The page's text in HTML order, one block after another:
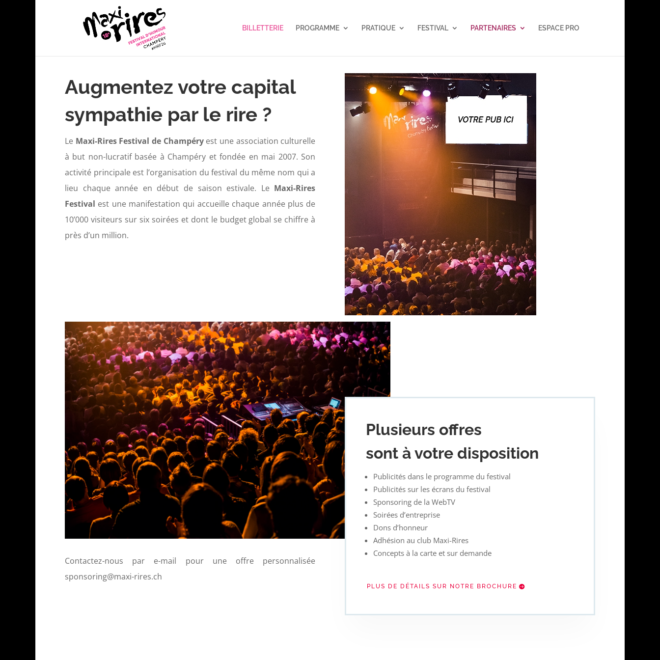
BILLETTERIE PROGRAMME PRATIQUE FESTIVAL PARTENAIRES ESPACE PRO
Augmentez votre capital
sympathie par le rire ?
Le Maxi-Rires Festival de Champéryest une association culturelle
à but non-lucratif basée à Champéry et fondée en mai 2007. Son
activité principale est l’organisation du festival du même nom qui a
lieu chaque année en début de saison estivale. Le Maxi-Rires
Festival est une manifestation qui accueille chaque année plus de
10’000 visiteurs sur six soirées et dont le budget global se chiffre à
près d’un million.
Contactez-nous par e-mail pour une offre personnalisée
sponsoring@maxi-rires.ch
Plusieurs offres
sont à votre disposition
Publicités dans le programme du festival
Publicités sur les écrans du festival
Sponsoring de la WebTV
Soirées d’entreprise
Dons d’honneur
Adhésion au club Maxi-Rires
Concepts à la carte et sur demande
PLUS DE DÉTAILS SUR NOTRE BROCHURE